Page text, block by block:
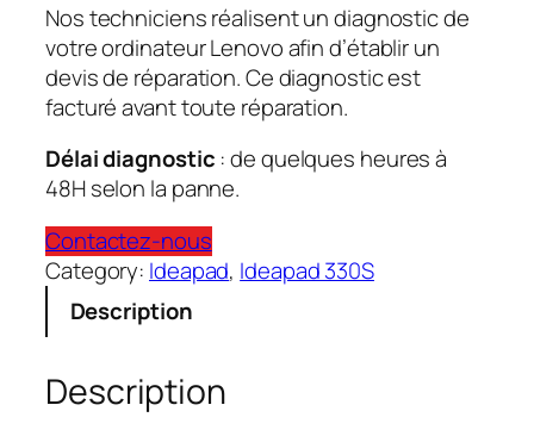
Nos techniciens réalisent un diagnostic de
votre ordinateur Lenovo afin d’établir un
devis de réparation. Ce diagnostic est
facturé avant toute réparation.
Délai diagnostic : de quelques heures à
48H selon la panne.
Contactez-nous
Category: Ideapad, Ideapad 330S
Description
Description